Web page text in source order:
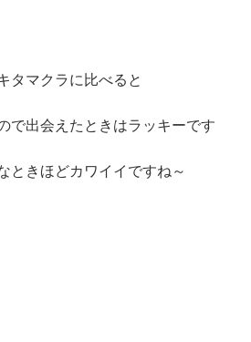
タマクラに比べると
で出会えたときはラッキーです
ときほどカワイイですね～